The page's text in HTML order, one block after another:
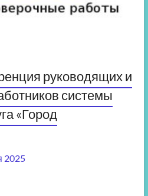
руководящих и
системы
«Город
2025